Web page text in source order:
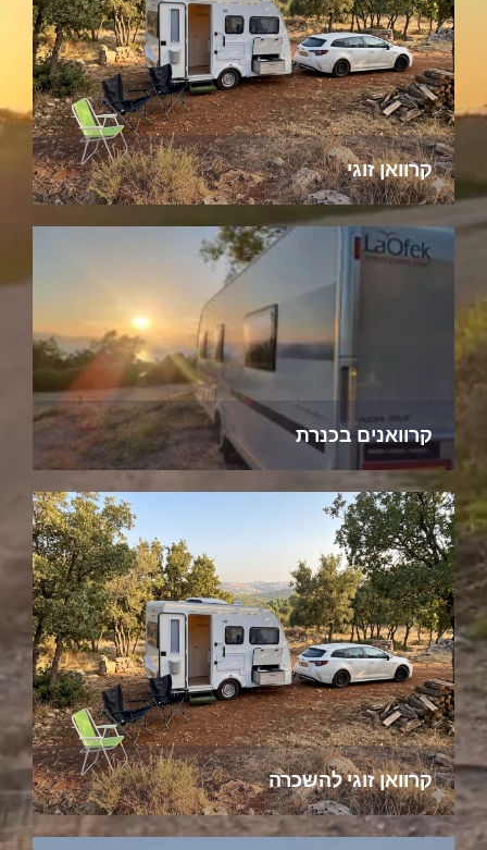
קרוואן זוגי
קרוואנים בכנרת
קרוואן זוגי להשכרה